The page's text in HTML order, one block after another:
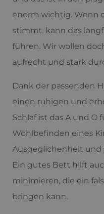
enorm wichtig. Wenn
stimmt, kann das
führen. Wir wollen
aufrecht und stark
Dank der passenden
einen ruhigen und
Schlaf ist das A und O
Wohlbefinden eines
Ausgeglichenheit und
Ein gutes Bett hilft
minimieren, die ein
bringen kann.